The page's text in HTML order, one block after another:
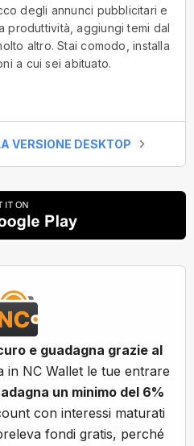
degli annunci pubblicitari e
produttività, aggiungi temi dal
altro. Stai comodo, installa
a cui sei abituato.
VERSIONE DESKTOP
e guadagna grazie al
in NC Wallet le tue entrare
un minimo del 6%
con interessi maturati
fondi gratis, perché